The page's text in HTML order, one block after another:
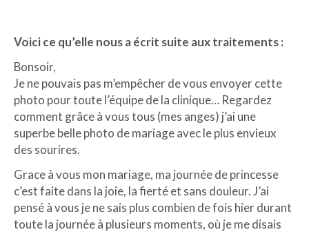
Voici ce qu’elle nous a écrit suite aux traitements :
Bonsoir,
Je ne pouvais pas m’empêcher de vous envoyer cette
photo pour toute l’équipe de la clinique… Regardez
comment grâce à vous tous (mes anges) j’ai une
superbe belle photo de mariage avec le plus envieux
des sourires.
Grace à vous mon mariage, ma journée de princesse
c’est faite dans la joie, la fierté et sans douleur. J’ai
pensé à vous je ne sais plus combien de fois hier durant
toute la journée à plusieurs moments, où je me disais